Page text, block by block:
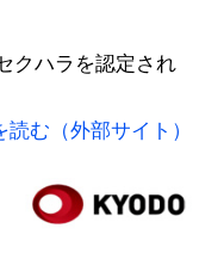
クハラを認定され
む（外部サイト）